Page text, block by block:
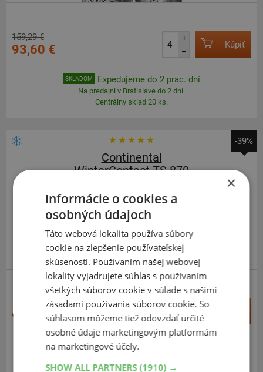
159,29 €
93,60 €
+
–
Kúpiť
SKLADOM Expedujeme do 2 prac. dní
Na predajni v Bratislave do 2 dní.
Centrálny sklad 20 ks.
-39%
Continental
WinterContact TS 870
154,98 €
94,80 €
+
–
SKLADOM Expedujeme ešte dnes
Centrálny sklad 20 ks.
×
Informácie o cookies a
osobných údajoch
Táto webová lokalita používa súbory
cookie na zlepšenie používateľskej
skúsenosti. Používaním našej webovej
lokality vyjadrujete súhlas s používaním
všetkých súborov cookie v súlade s našimi
zásadami používania súborov cookie. So
súhlasom môžeme tiež odovzdať určité
osobné údaje marketingovým platformám
na marketingové účely.
SHOW ALL PARTNERS(1910) →